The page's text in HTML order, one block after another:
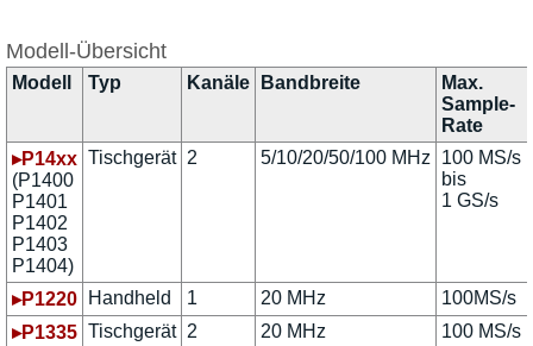
Modell-Übersicht
Modell Typ Kanäle Bandbreite
Max.
Sample-
Rate
▸P14xx
(P1400
P1401
P1402
P1403
P1404)
Tischgerät 2 5/10/20/50/100 MHz
100 MS/s
bis
1 GS/s
▸P1220 Handheld 1 20 MHz
100MS/s
▸P1335 Tischgerät 2 20 MHz 100 MS/s